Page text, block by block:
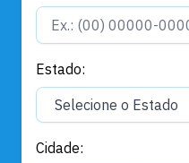
Estado:
Cidade: